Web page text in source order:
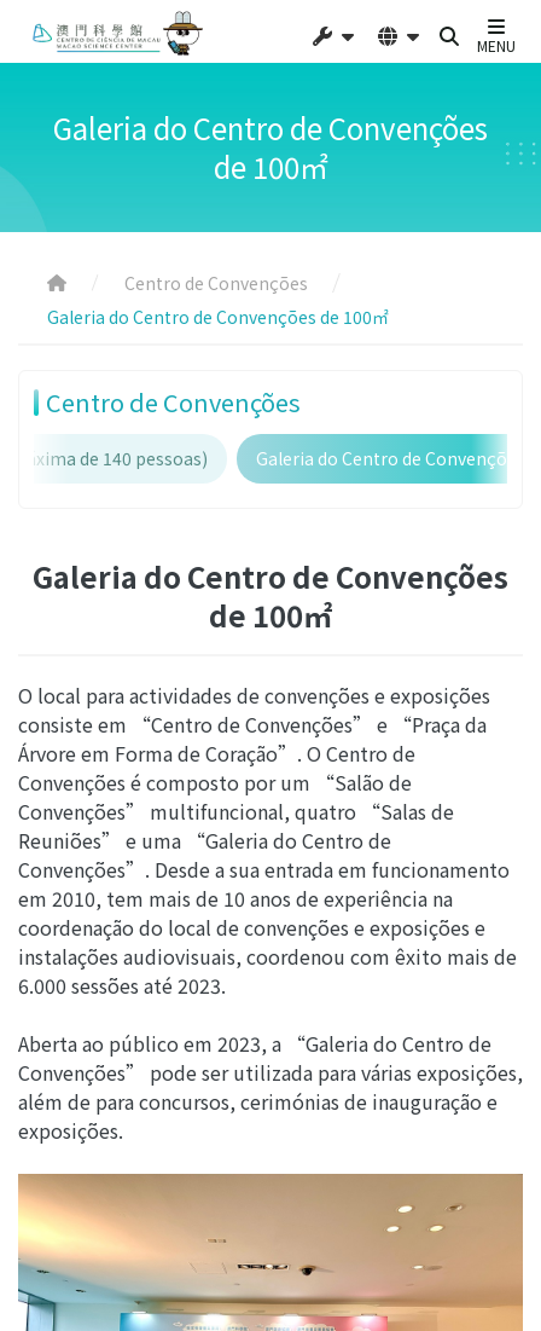
MENU
Galeria do Centro de Convenções
de 100㎡
Centro de Convenções
Galeria do Centro de Convenções de 100㎡
Centro de Convenções
máxima de 140 pessoas) Galeria do Centro de Convenções
Galeria do Centro de Convenções
de 100㎡
O local para actividades de convenções e exposições
consiste em “Centro de Convenções” e “Praça da
Árvore em Forma de Coração”. O Centro de
Convenções é composto por um “Salão de
Convenções” multifuncional, quatro “Salas de
Reuniões” e uma “Galeria do Centro de
Convenções”. Desde a sua entrada em funcionamento
em 2010, tem mais de 10 anos de experiência na
coordenação do local de convenções e exposições e
instalações audiovisuais, coordenou com êxito mais de
6.000 sessões até 2023.
Aberta ao público em 2023, a “Galeria do Centro de
Convenções” pode ser utilizada para várias exposições,
além de para concursos, cerimónias de inauguração e
exposições.